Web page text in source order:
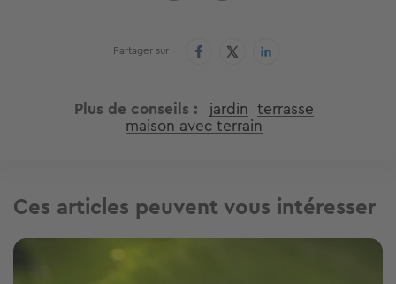
Partager sur
Plus de conseils jardin terrasse
maison avec terrain
Ces articles peuvent vous intéresser
Image